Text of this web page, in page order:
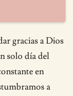
gracias a Dios
solo día del
en
a